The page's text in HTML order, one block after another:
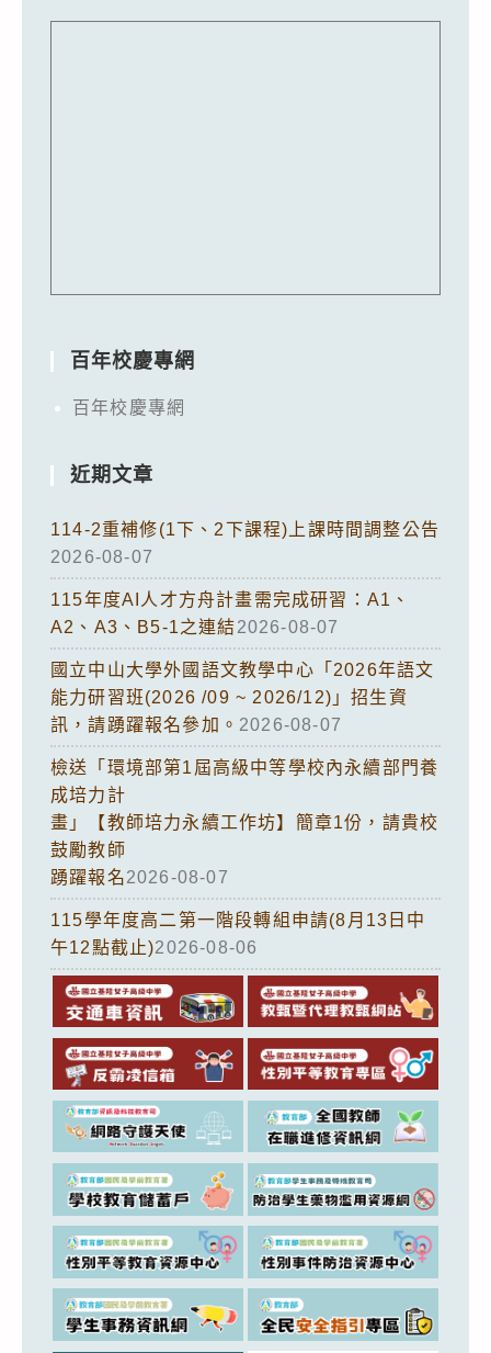
百年校慶專網
百年校慶專網
近期文章
114-2重補修(1下、2下課程)上課時間調整公告
2026-08-07
115年度AI人才方舟計畫需完成研習：A1、
A2、A3、B5-1之連結2026-08-07
國立中山大學外國語文教學中心「2026年語文
能力研習班(2026 /09 ~ 2026/12)」招生資
訊，請踴躍報名參加。 2026-08-07
檢送「環境部第1屆高級中等學校內永續部門養
成培力計
畫」【教師培力永續工作坊】簡章1份，請貴校
鼓勵教師
踴躍報名2026-08-07
115學年度高二第一階段轉組申請(8月13日中
午12點截止)2026-08-06